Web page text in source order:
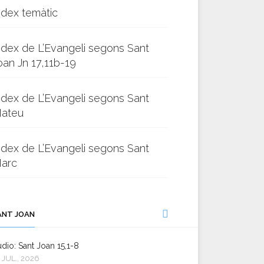
temàtic
de L’Evangeli segons Sant
Jn 17,11b-19
de L’Evangeli segons Sant
de L’Evangeli segons Sant
JOAN
Sant Joan 15,1-8
JUL., 2026